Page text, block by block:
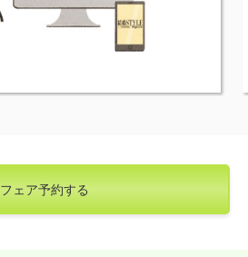
フェア予約する